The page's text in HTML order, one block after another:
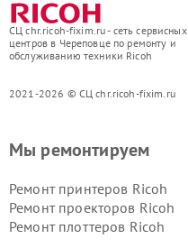
СЦ chr.ricoh-fixim.ru - сеть сервисных
центров в Череповце по ремонту и
обслуживанию техники Ricoh
2021-2026 © СЦ chr.ricoh-fixim.ru
Мы ремонтируем
Ремонт принтеров Ricoh
Ремонт проекторов Ricoh
Ремонт плоттеров Ricoh